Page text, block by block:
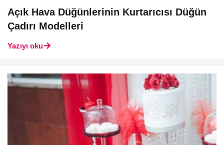
Açık Hava Düğünlerinin Kurtarıcısı Düğün
Çadırı Modelleri
Yazıyı oku